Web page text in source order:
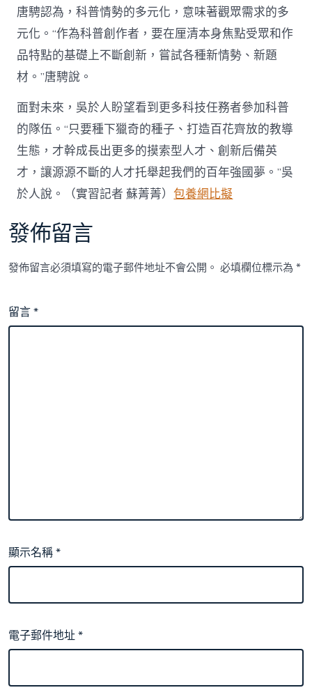
唐騁認為，科普情勢的多元化，意味著觀眾需求的多
元化。“作為科普創作者，要在厘清本身焦點受眾和作
品特點的基礎上不斷創新，嘗試各種新情勢、新題
材。”唐騁說。
面對未來，吳於人盼望看到更多科技任務者參加科普
的隊伍。“只要種下獵奇的種子、打造百花齊放的教導
生態，才幹成長出更多的摸索型人才、創新后備英
才，讓源源不斷的人才托舉起我們的百年強國夢。”吳
於人說。（實習記者 蘇菁菁）包養網比擬
發佈留言
發佈留言必須填寫的電子郵件地址不會公開。 必填欄位標示為*
留言*
顯示名稱*
電子郵件地址*